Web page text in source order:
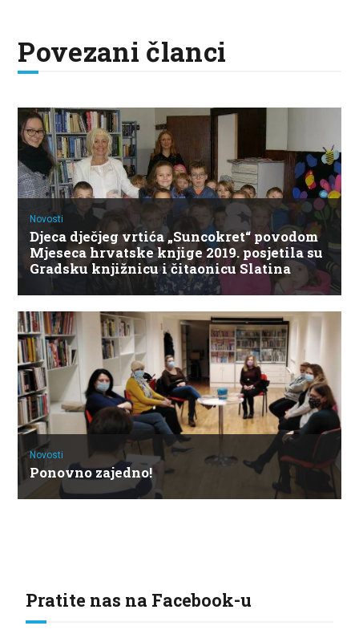
Povezani članci
Novosti
Djeca dječjeg vrtića „Suncokret“ povodom
Mjeseca hrvatske knjige 2019. posjetila su
Gradsku knjižnicu i čitaonicu Slatina
Novosti
Ponovno zajedno!
Pratite nas na Facebook-u